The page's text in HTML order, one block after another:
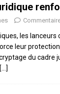
les lanceurs
leur
du cadre
[…]